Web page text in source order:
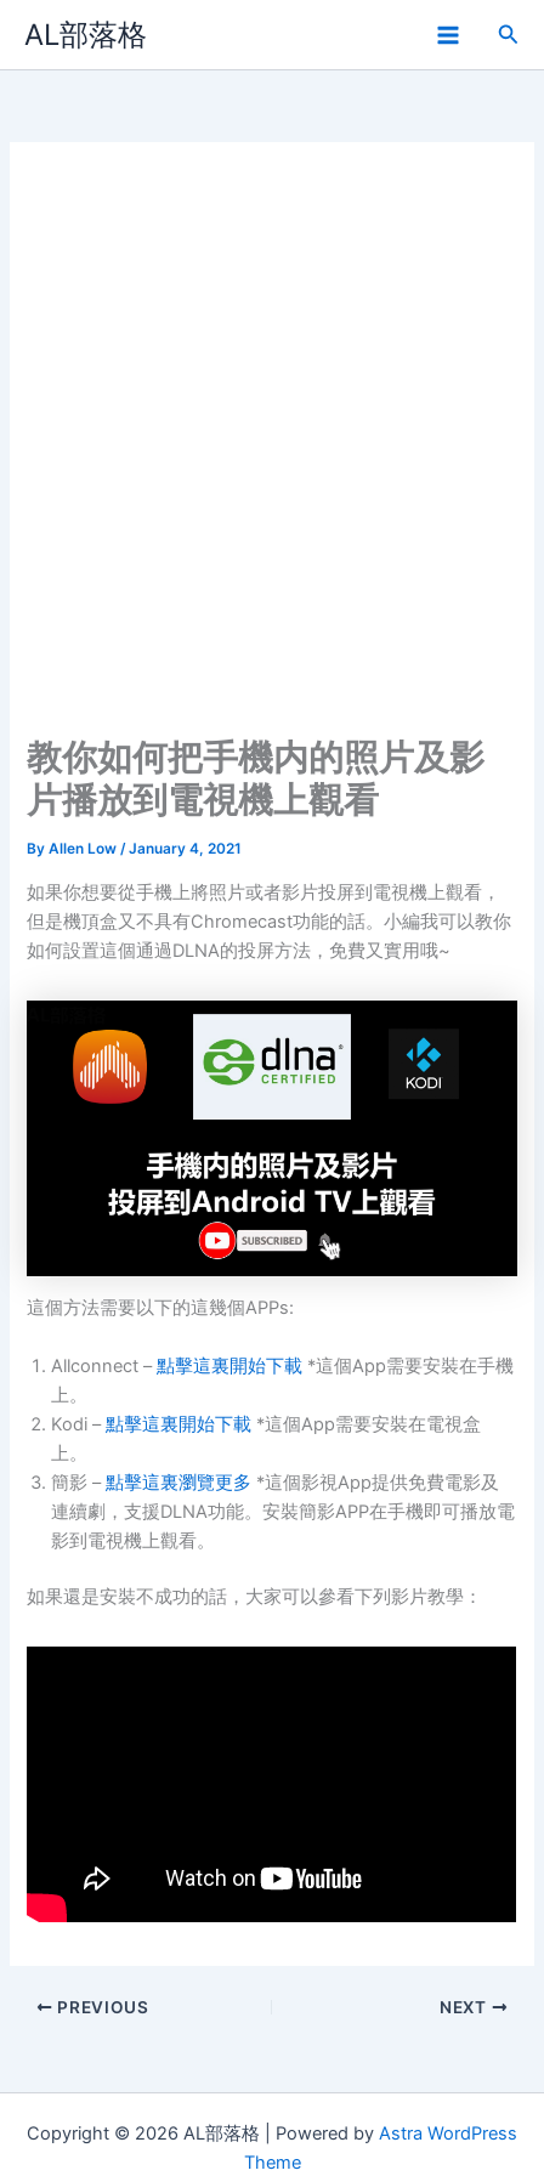
content
AL部落格
教你如何把手機内的照片及影
片播放到電視機上觀看
ByAllen Low/January 4, 2021
如果你想要從手機上將照片或者影片投屏到電視機上觀看，
但是機頂盒又不具有Chromecast功能的話。小編我可以教你
如何設置這個通過DLNA的投屏方法，免費又實用哦~
這個方法需要以下的這幾個APPs:
Allconnect –點擊這裏開始下載 *這個App需要安裝在手機
上。
Kodi –點擊這裏開始下載 *這個App需要安裝在電視盒
上。
簡影 –點擊這裏瀏覽更多 *這個影視App提供免費電影及
連續劇，支援DLNA功能。安裝簡影APP在手機即可播放電
影到電視機上觀看。
如果還是安裝不成功的話，大家可以參看下列影片教學：
PREVIOUS NEXT
Copyright © 2026 AL部落格 | Powered by Astra WordPress
Theme